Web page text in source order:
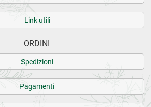
Link utili
ORDINI
Spedizioni
Pagamenti